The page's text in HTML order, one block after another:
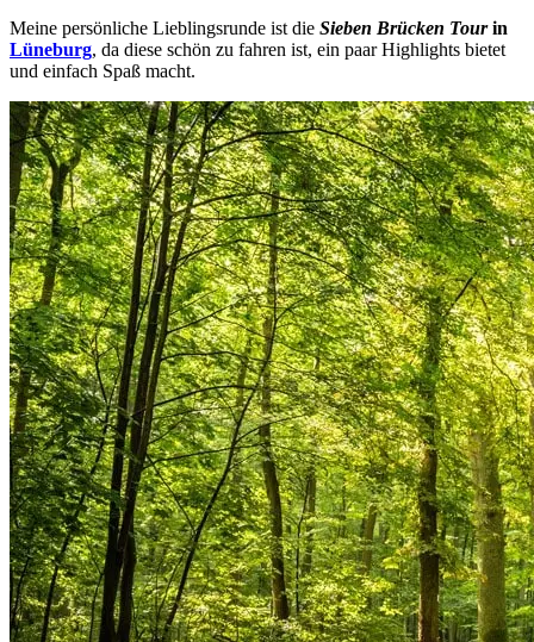
Meine persönliche Lieblingsrunde ist die Sieben Brücken Tourin
Lüneburg, da diese schön zu fahren ist, ein paar Highlights bietet
und einfach Spaß macht.